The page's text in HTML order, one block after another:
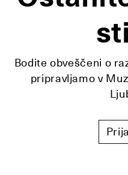
Bodite obveščeni o
pripravljamo v